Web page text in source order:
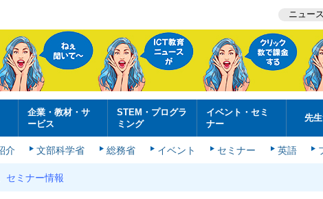
ニュー
企業・教材・サ
ービス
STEM・プログラ
ミング
イベント・セミ
ナー
先
介 文部科学省 総務省 イベント セミナー 英語
セミナー情報